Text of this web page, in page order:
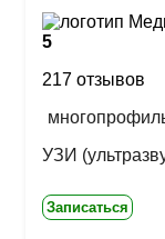
5
217 отзывов
УЗИ
Записаться